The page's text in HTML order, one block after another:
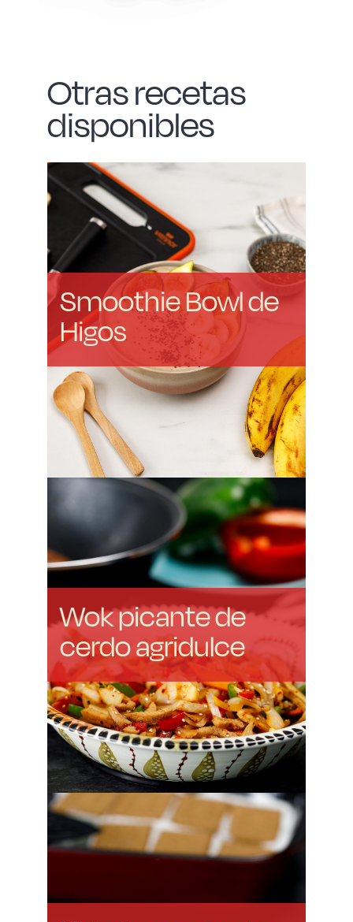
Otras recetas
disponibles
Smoothie Bowl de
Higos
Wok picante de
cerdo agridulce